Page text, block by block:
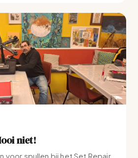
niet!
voor spullen bij het Set Repair